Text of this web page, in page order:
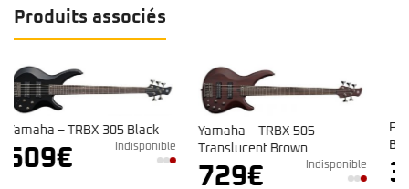
Produits associés
Yamaha – TRBX 505
Translucent Brown
Indisponible
Fender Jaco Pastorius Jazz
Bass®
3.149 € Indisponible